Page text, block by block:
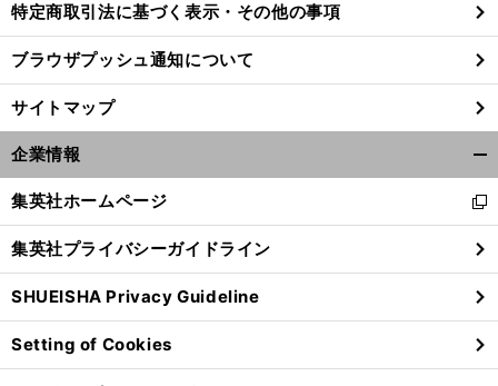
特定商取引法に基づく表示・その他の事項
ブラウザプッシュ通知について
サイトマップ
企業情報
閉
る
集英社ホームページ
新
し
い
ウ
ィ
ン
ド
ウ
集英社プライバシーガイドライン
SHUEISHA Privacy Guideline
Setting of Cookies